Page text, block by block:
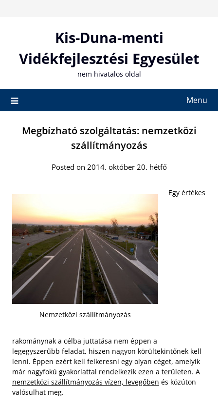
Kis-Duna-menti
Vidékfejlesztési Egyesület
nem hivatalos oldal
Menu
Megbízható szolgáltatás: nemzetközi
szállítmányozás
Posted on 2014. október 20. hétfő
Nemzetközi szállítmányozás
Egy értékes
rakománynak a célba juttatása nem éppen a
legegyszerűbb feladat, hiszen nagyon körültekintőnek kell
lenni. Éppen ezért kell felkeresni egy olyan céget, amelyik
már nagyfokú gyakorlattal rendelkezik ezen a területen. A
nemzetközi szállítmányozás vízen, levegőben és közúton
valósulhat meg.